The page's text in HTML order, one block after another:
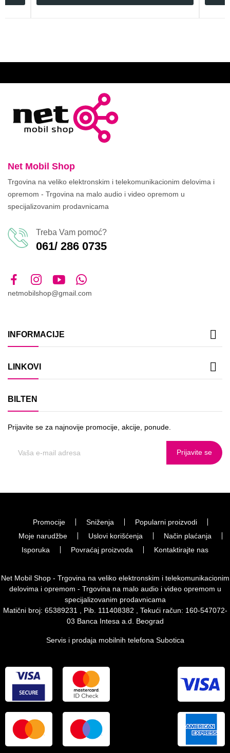
Net Mobil Shop
Trgovina na veliko elektronskim i telekomunikacionim delovima i
opremom - Trgovina na malo audio i video opremom u
specijalizovanim prodavnicama
Treba Vam pomoć?
061/ 286 0735
netmobilshop@gmail.com
INFORMACIJE 
LINKOVI 
BILTEN
Prijavite se za najnovije promocije, akcije, ponude.
Prijavite se
Promocije Sniženja
Popularni proizvodi
Moje narudžbe
Uslovi korišćenja
Način plaćanja
Isporuka
Povraćaj proizvoda Kontaktirajte nas
Net Mobil Shop - Trgovina na veliko elektronskim i telekomunikacionim
delovima i opremom - Trgovina na malo audio i video opremom u
specijalizovanim prodavnicama
Matični broj: 65389231 , Pib. 111408382 , Tekući račun: 160-547072-
03 Banca Intesa a.d. Beograd
Servis i prodaja mobilnih telefona Subotica